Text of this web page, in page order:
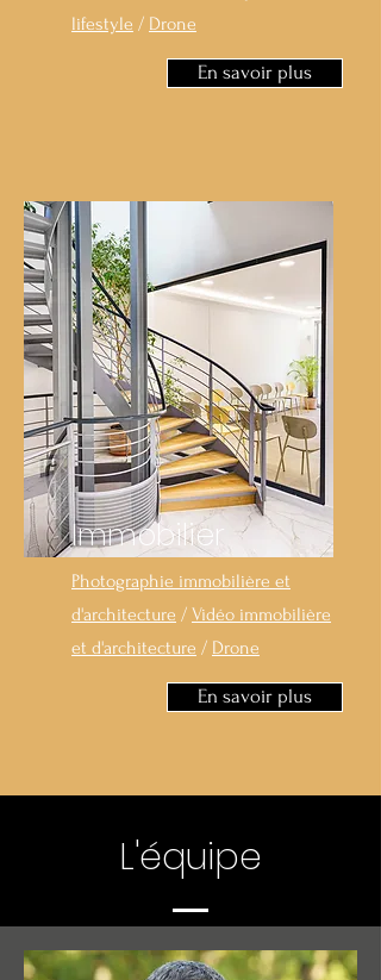
lifestyle / Drone
En savoir plus
Immobilier
Photographie immobilière et
d'architecture / Vidéo immobilière
et d'architecture / Drone
En savoir plus
L'équipe